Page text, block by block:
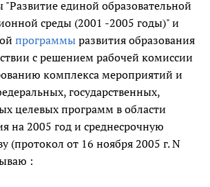
единой образовательной
среды (2001 -2005 годы)" и
программы развития образования
с решением рабочей комиссии
комплекса мероприятий и
государственных,
целевых программ в области
на 2005 год и среднесрочную
(протокол от 16 ноября 2005 г. N
: